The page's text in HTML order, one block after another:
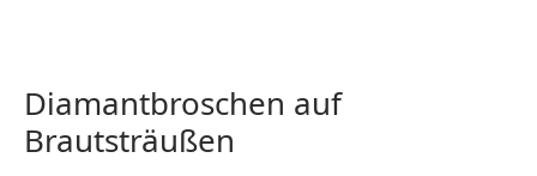
Diamantbroschen auf
Brautsträußen